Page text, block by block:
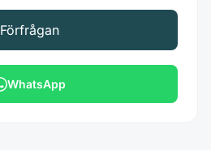
Förfrågan
WhatsApp